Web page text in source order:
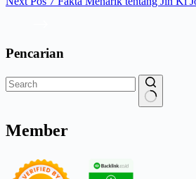
Pencarian
Member